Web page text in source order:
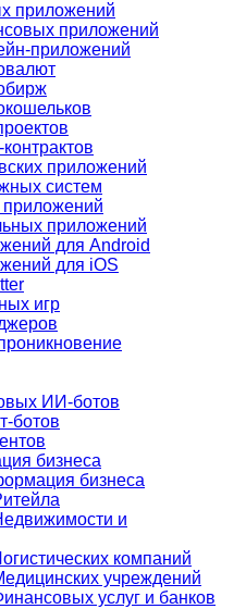
приложений
приложений
приложений
приложений
систем
приложений
приложений
для Android
для iOS
игр
ИИ-ботов
ботов
бизнеса
бизнеса
и
компаний
учреждений
услуг и банков